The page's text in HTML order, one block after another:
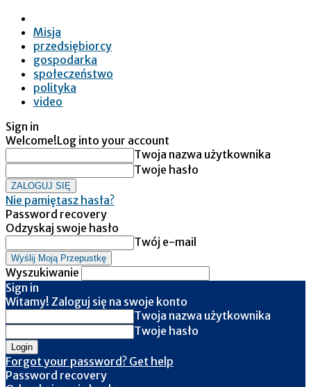
Misja
przedsiębiorcy
gospodarka
społeczeństwo
polityka
video
Sign in
Welcome!Log into your account
Twoja nazwa użytkownika
Twoje hasło
Nie pamiętasz hasła?
Password recovery
Odzyskaj swoje hasło
Twój e-mail
Wyszukiwanie
Sign in
Witamy! Zaloguj się na swoje konto
Twoja nazwa użytkownika
Twoje hasło
Forgot your password? Get help
Password recovery